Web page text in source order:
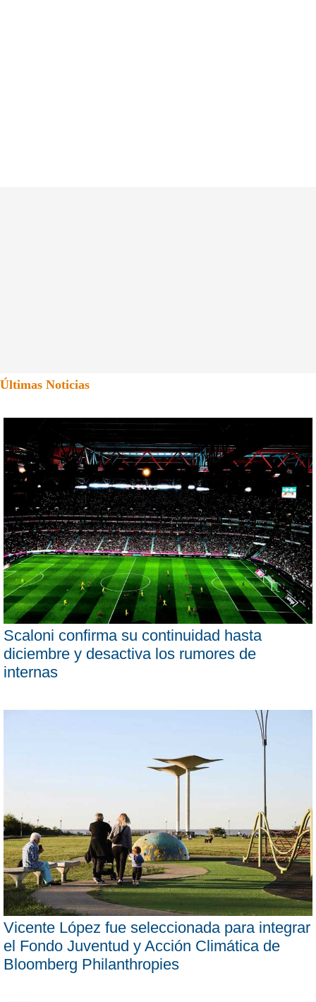
Últimas Noticias
Scaloni confirma su continuidad hasta
diciembre y desactiva los rumores de
internas
Vicente López fue seleccionada para integrar
el Fondo Juventud y Acción Climática de
Bloomberg Philanthropies